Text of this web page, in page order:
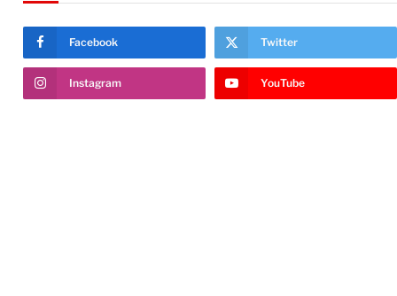
Facebook Twitter
Instagram YouTube